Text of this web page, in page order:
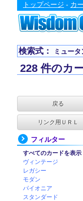
トップページ - カ
検索式： ミュータ
228 件のカ
戻る
リンク用ＵＲＬ
フィルター
すべてのカードを表示
ヴィンテージ
レガシー
モダン
パイオニア
スタンダード